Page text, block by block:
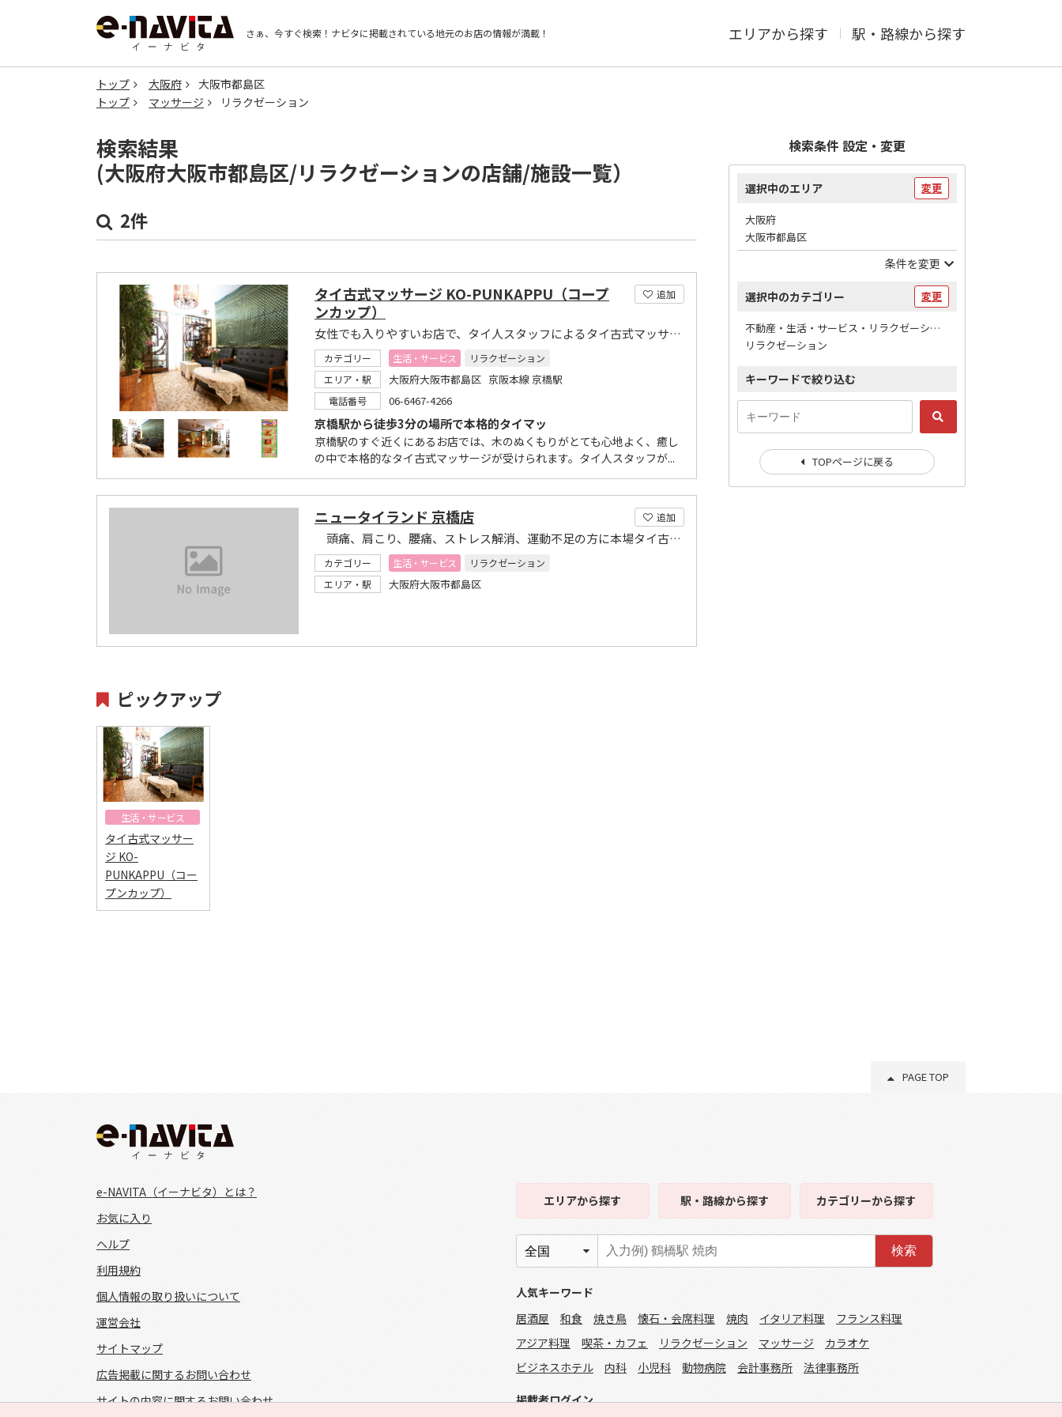
さぁ、今すぐ検索！ ナビタに掲載されている地元のお店の情報が満載！ エリアから探す 駅・路線から探す
トップ 大阪府
大阪市都島区
トップ
マッサージ リラクゼーション
検索結果
(大阪府大阪市都島区/リラクゼーションの店舗/施設一覧）
2件
追加
タイ古式マッサージ KO-PUNKAPPU（コープ
ンカップ）
女性でも入りやすいお店で、タイ人スタッフによるタイ古式マッサージを堪能できます
カテゴリー 生活・サービス
リラクゼーション
エリア・駅
大阪府大阪市都島区 京阪本線 京橋駅
電話番号 06-6467-4266
京橋駅から徒歩3分の場所で本格的タイマッ
京橋駅のすぐ近くにあるお店では、木のぬくもりがとても心地よく、癒し
の中で本格的なタイ古式マッサージが受けられます。タイ人スタッフが...
追加
ニュータイランド 京橋店
頭痛、肩こり、腰痛、ストレス解消、運動不足の方に本場タイ古式マッサージ
カテゴリー 生活・サービス
リラクゼーション
エリア・駅
大阪府大阪市都島区
ピックアップ
生活・サービス
タイ古式マッサー
ジ KO-
PUNKAPPU（コー
プンカップ）
検索条件 設定・変更
選択中のエリア 変更
大阪府
大阪市都島区
条件を変更
選択中のカテゴリー 変更
不動産・生活・サービス・リラクゼーション / マッサージ
リラクゼーション
キーワードで絞り込む
TOPページに戻る
PAGE TOP
e-NAVITA（イーナビタ）とは？
お気に入り
ヘルプ
利用規約
個人情報の取り扱いについて
運営会社
サイトマップ
広告掲載に関するお問い合わせ
サイトの内容に関するお問い合わせ
エリアから探す 駅・路線から探す カテゴリーから探す
検索
人気キーワード
居酒屋
和食 焼き鳥 懐石・会席料理 焼肉 イタリア料理
フランス料理
アジア料理
喫茶・カフェ リラクゼーション マッサージ
カラオケ
ビジネスホテル
内科 小児科 動物病院 会計事務所 法律事務所
掲載者ログイン